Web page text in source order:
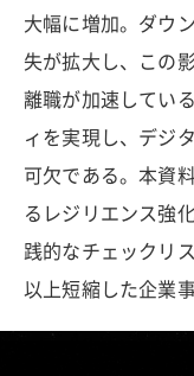
大幅に増加。ダウ
失が拡大し、この
離職が加速してい
ィを実現し、デジ
可欠である。本資
るレジリエンス強
践的なチェックリ
以上短縮した企業